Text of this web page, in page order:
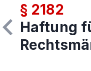
§ 2182
Haftung